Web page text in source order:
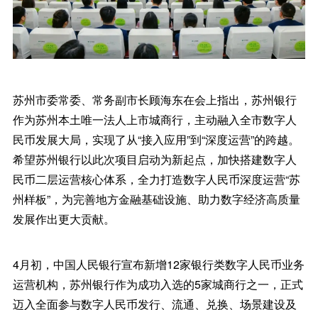
苏州市委常委、常务副市长顾海东在会上指出，苏州银行
作为苏州本土唯一法人上市城商行，主动融入全市数字人
民币发展大局，实现了从“接入应用”到“深度运营”的跨越。
希望苏州银行以此次项目启动为新起点，加快搭建数字人
民币二层运营核心体系，全力打造数字人民币深度运营“苏
州样板”，为完善地方金融基础设施、助力数字经济高质量
发展作出更大贡献。
4月初，中国人民银行宣布新增12家银行类数字人民币业务
运营机构，苏州银行作为成功入选的5家城商行之一，正式
迈入全面参与数字人民币发行、流通、兑换、场景建设及